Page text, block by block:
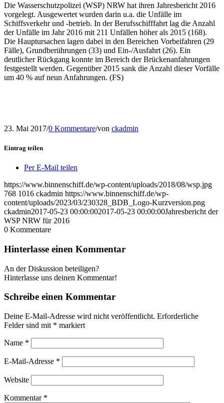
Die Wasserschutzpolizei (WSP) NRW hat ihren Jahresbericht 2016
vorgelegt. Ausgewertet wurden darin u.a. die Unfälle im
Schiffsverkehr und -betrieb. In der Berufsschifffahrt lag die Anzahl
der Unfälle im Jahr 2016 mit 211 Unfällen höher als 2015 (168).
Die Hauptursachen lagen dabei in den Bereichen Vorbeifahren (29
Fälle), Grundberührungen (33) und Ein-/Ausfahrt (26). Ein
deutlicher Rückgang konnte im Bereich der Brückenanfahrungen
festgestellt werden. Gegenüber 2015 sank die Anzahl dieser Vorfälle
um 40 % auf neun Anfahrungen. (FS)
23. Mai 2017/0 Kommentare/von ckadmin
Eintrag teilen
Per E-Mail teilen
https://www.binnenschiff.de/wp-content/uploads/2018/08/wsp.jpg
768 1016 ckadmin https://www.binnenschiff.de/wp-
content/uploads/2023/03/230328_BDB_Logo-Kurzversion.png
ckadmin2017-05-23 00:00:002017-05-23 00:00:00Jahresbericht der
WSP NRW für 2016
0 Kommentare
Hinterlasse einen Kommentar
An der Diskussion beteiligen?
Hinterlasse uns deinen Kommentar!
Schreibe einen Kommentar
Deine E-Mail-Adresse wird nicht veröffentlicht. Erforderliche
Felder sind mit * markiert
Name *
E-Mail-Adresse *
Website
Kommentar *